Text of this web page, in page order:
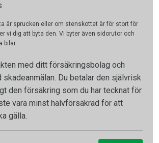
är sprucken eller om stenskottet är för stort för
vi dig att byta den. Vi byter även sidorutor och
bilar.
med ditt försäkringsbolag och
skadeanmälan. Du betalar den självrisk
den försäkring som du har tecknat för
vara minst halvförsäkrad för att
gälla.